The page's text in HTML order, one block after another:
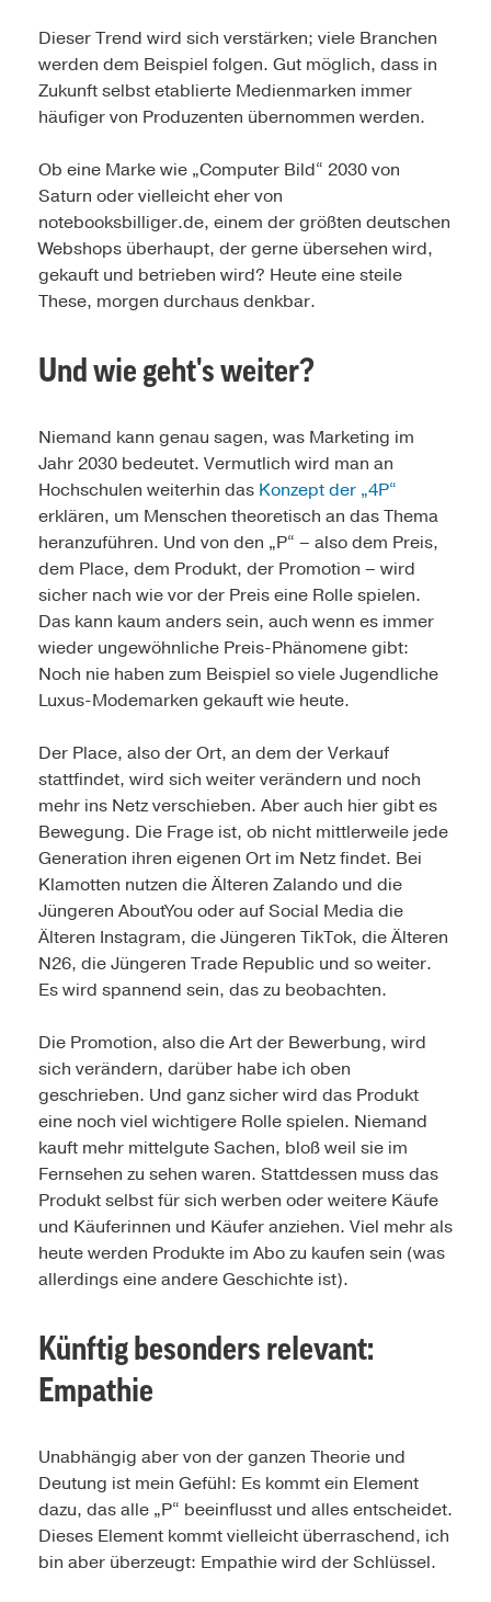
Dieser Trend wird sich verstärken; viele Branchen
werden dem Beispiel folgen. Gut möglich, dass in
Zukunft selbst etablierte Medienmarken immer
häufiger von Produzenten übernommen werden.
Ob eine Marke wie „Computer Bild“ 2030 von
Saturn oder vielleicht eher von
notebooksbilliger.de, einem der größten deutschen
Webshops überhaupt, der gerne übersehen wird,
gekauft und betrieben wird? Heute eine steile
These, morgen durchaus denkbar.
Und wie geht's weiter?
Niemand kann genau sagen, was Marketing im
Jahr 2030 bedeutet. Vermutlich wird man an
Hochschulen weiterhin das Konzept der „4P“
erklären, um Menschen theoretisch an das Thema
heranzuführen. Und von den „P“ – also dem Preis,
dem Place, dem Produkt, der Promotion – wird
sicher nach wie vor der Preis eine Rolle spielen.
Das kann kaum anders sein, auch wenn es immer
wieder ungewöhnliche Preis-Phänomene gibt:
Noch nie haben zum Beispiel so viele Jugendliche
Luxus-Modemarken gekauft wie heute.
Der Place, also der Ort, an dem der Verkauf
stattfindet, wird sich weiter verändern und noch
mehr ins Netz verschieben. Aber auch hier gibt es
Bewegung. Die Frage ist, ob nicht mittlerweile jede
Generation ihren eigenen Ort im Netz findet. Bei
Klamotten nutzen die Älteren Zalando und die
Jüngeren AboutYou oder auf Social Media die
Älteren Instagram, die Jüngeren TikTok, die Älteren
N26, die Jüngeren Trade Republic und so weiter.
Es wird spannend sein, das zu beobachten.
Die Promotion, also die Art der Bewerbung, wird
sich verändern, darüber habe ich oben
geschrieben. Und ganz sicher wird das Produkt
eine noch viel wichtigere Rolle spielen. Niemand
kauft mehr mittelgute Sachen, bloß weil sie im
Fernsehen zu sehen waren. Stattdessen muss das
Produkt selbst für sich werben oder weitere Käufe
und Käuferinnen und Käufer anziehen. Viel mehr als
heute werden Produkte im Abo zu kaufen sein (was
allerdings eine andere Geschichte ist).
Künftig besonders relevant:
Empathie
Unabhängig aber von der ganzen Theorie und
Deutung ist mein Gefühl: Es kommt ein Element
dazu, das alle „P“ beeinflusst und alles entscheidet.
Dieses Element kommt vielleicht überraschend, ich
bin aber überzeugt: Empathie wird der Schlüssel.